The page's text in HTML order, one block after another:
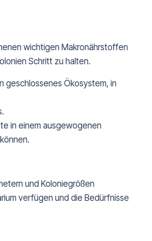
wichtigen Makronährstoffen
Schritt zu halten.
geschlossenes Ökosystem, in
in einem ausgewogenen
und Koloniegrößen
verfügen und die Bedürfnisse